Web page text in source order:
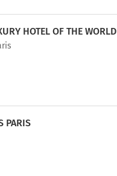
HOTEL OF THE WORLD
PARIS